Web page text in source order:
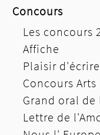
Concours
Les concours
Affiche
Plaisir d'écrire
Concours
Grand oral
Lettre de